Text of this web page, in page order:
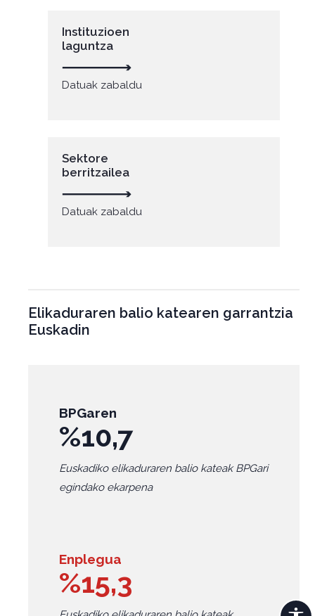
Instituzioen
laguntza
Datuak zabaldu
Sektore
berritzailea
Datuak zabaldu
Elikaduraren balio katearen garrantzia
Euskadin
BPGaren
%10,7
Euskadiko elikaduraren balio kateak BPGari
egindako ekarpena
Enplegua
%15,3